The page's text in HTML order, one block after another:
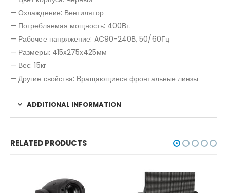
— Охлаждение: Вентилятор
— Потребляемая мощность: 400Вт.
— Рабочее напряжение: AC90-240В, 50/60Гц
— Размеры: 415x275x425мм
— Вес: 15кг
— Другие свойства: Вращающиеся фронтальные линзы
ADDITIONAL INFORMATION
RELATED PRODUCTS